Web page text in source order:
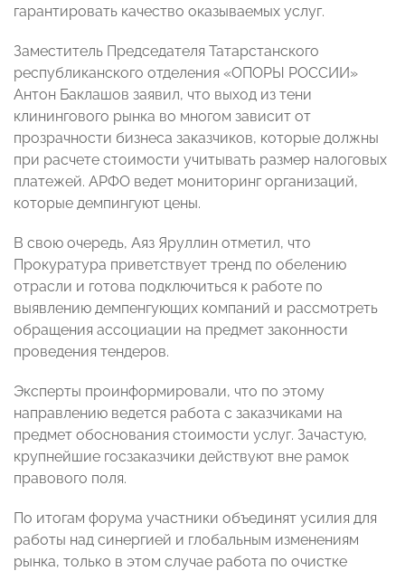
гарантировать качество оказываемых услуг.
Заместитель Председателя Татарстанского
республиканского отделения «ОПОРЫ РОССИИ»
Антон Баклашов заявил, что выход из тени
клинингового рынка во многом зависит от
прозрачности бизнеса заказчиков, которые должны
при расчете стоимости учитывать размер налоговых
платежей. АРФО ведет мониторинг организаций,
которые демпингуют цены.
В свою очередь, Аяз Яруллин отметил, что
Прокуратура приветствует тренд по обелению
отрасли и готова подключиться к работе по
выявлению демпенгующих компаний и рассмотреть
обращения ассоциации на предмет законности
проведения тендеров.
Эксперты проинформировали, что по этому
направлению ведется работа с заказчиками на
предмет обоснования стоимости услуг. Зачастую,
крупнейшие госзаказчики действуют вне рамок
правового поля.
По итогам форума участники объединят усилия для
работы над синергией и глобальным изменениям
рынка, только в этом случае работа по очистке